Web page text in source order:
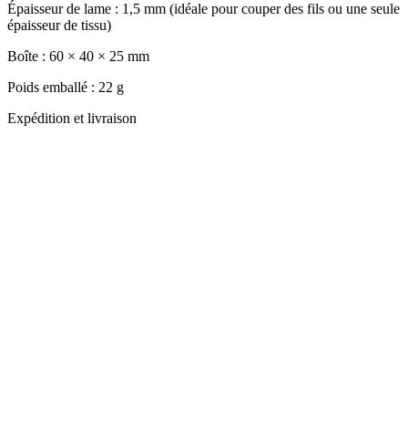
Épaisseur de lame : 1,5 mm (idéale pour couper des fils ou une seule
épaisseur de tissu)
Boîte : 60 × 40 × 25 mm
Poids emballé : 22 g
Expédition et livraison